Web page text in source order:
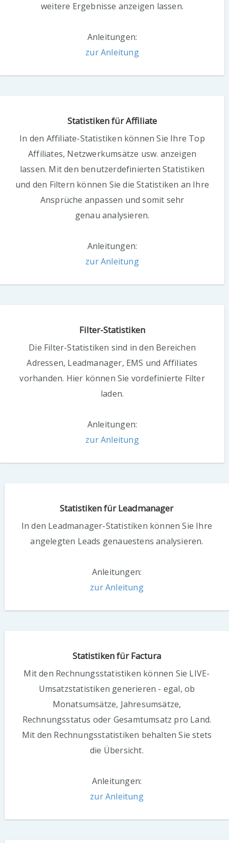
weitere Ergebnisse anzeigen lassen.
Anleitungen:
zur Anleitung
Statistiken für Affiliate
In den Affiliate-Statistiken können Sie Ihre Top
Affiliates, Netzwerkumsätze usw. anzeigen
lassen. Mit den benutzerdefinierten Statistiken
und den Filtern können Sie die Statistiken an Ihre
Ansprüche anpassen und somit sehr
genau analysieren.
Anleitungen:
zur Anleitung
Filter-Statistiken
Die Filter-Statistiken sind in den Bereichen
Adressen, Leadmanager, EMS und Affiliates
vorhanden. Hier können Sie vordefinierte Filter
laden.
Anleitungen:
zur Anleitung
Statistiken für Leadmanager
In den Leadmanager-Statistiken können Sie Ihre
angelegten Leads genauestens analysieren.
Anleitungen:
zur Anleitung
Statistiken für Factura
Mit den Rechnungsstatistiken können Sie LIVE-
Umsatzstatistiken generieren - egal, ob
Monatsumsätze, Jahresumsätze,
Rechnungsstatus oder Gesamtumsatz pro Land.
Mit den Rechnungsstatistiken behalten Sie stets
die Übersicht.
Anleitungen:
zur Anleitung